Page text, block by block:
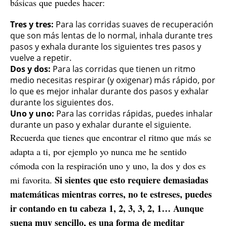
Tres y tres: Para las corridas suaves de recuperación
que son más lentas de lo normal, inhala durante tres
pasos y exhala durante los siguientes tres pasos y
vuelve a repetir.
Dos y dos: Para las corridas que tienen un ritmo
medio necesitas respirar (y oxigenar) más rápido, por
lo que es mejor inhalar durante dos pasos y exhalar
durante los siguientes dos.
Uno y uno: Para las corridas rápidas, puedes inhalar
durante un paso y exhalar durante el siguiente.
Recuerda que tienes que encontrar el ritmo que más se
adapta a ti, por ejemplo yo nunca me he sentido
cómoda con la respiración uno y uno, la dos y dos es
mi favorita. Si sientes que esto requiere demasiadas
matemáticas mientras corres, no te estreses, puedes
ir contando en tu cabeza 1, 2, 3, 3, 2, 1… Aunque
suena muy sencillo, es una forma de meditar